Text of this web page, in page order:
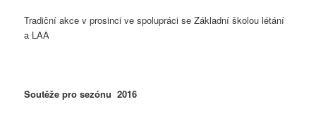
Tradiční akce v prosinci ve spolupráci se Základní školou létání
a LAA
Soutěže pro sezónu 2016